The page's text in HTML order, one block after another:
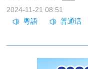
2024-11-21 08:51